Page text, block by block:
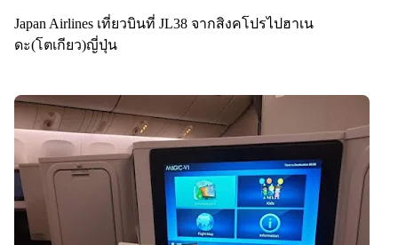
Japan Airlines เที่ยวบินที่ JL38 จากสิงคโปรไปฮาเน
ดะ(โตเกียว)ญี่ปุ่น